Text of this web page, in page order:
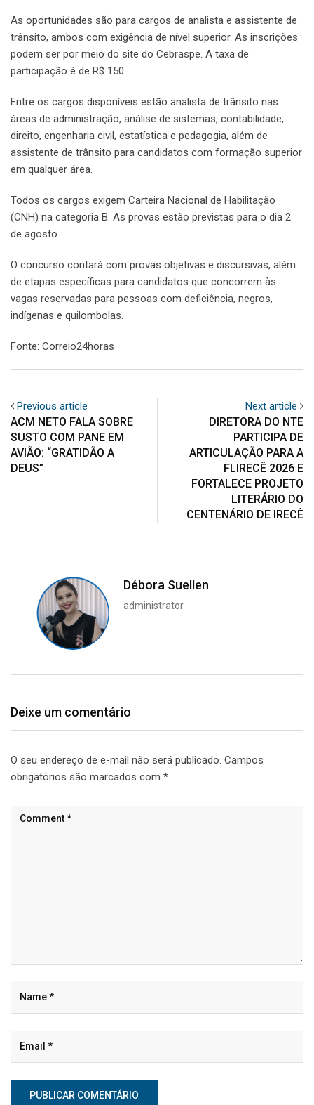
As oportunidades são para cargos de analista e assistente de
trânsito, ambos com exigência de nível superior. As inscrições
podem ser por meio do site do Cebraspe. A taxa de
participação é de R$ 150.
Entre os cargos disponíveis estão analista de trânsito nas
áreas de administração, análise de sistemas, contabilidade,
direito, engenharia civil, estatística e pedagogia, além de
assistente de trânsito para candidatos com formação superior
em qualquer área.
Todos os cargos exigem Carteira Nacional de Habilitação
(CNH) na categoria B. As provas estão previstas para o dia 2
de agosto.
O concurso contará com provas objetivas e discursivas, além
de etapas específicas para candidatos que concorrem às
vagas reservadas para pessoas com deficiência, negros,
indígenas e quilombolas.
Fonte: Correio24horas
Previous article
ACM NETO FALA SOBRE
SUSTO COM PANE EM
AVIÃO: “GRATIDÃO A
DEUS”
Next article
DIRETORA DO NTE
PARTICIPA DE
ARTICULAÇÃO PARA A
FLIRECÊ 2026 E
FORTALECE PROJETO
LITERÁRIO DO
CENTENÁRIO DE IRECÊ
Débora Suellen
administrator
Deixe um comentário
O seu endereço de e-mail não será publicado. Campos
obrigatórios são marcados com *